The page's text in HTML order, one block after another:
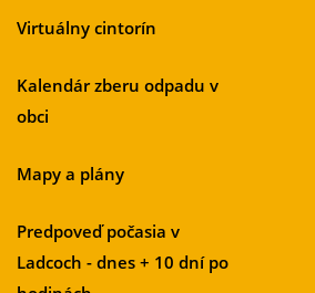
Virtuálny cintorín
Kalendár zberu odpadu v
obci
Mapy a plány
Predpoveď počasia v
Ladcoch - dnes + 10 dní po